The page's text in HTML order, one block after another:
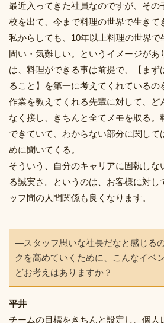
最近入ってきた社員なのですが、その
校を出て、今まで料理の世界で生きて
私からしても、10年以上料理の世界
固い・気難しい。というイメージがあ
は、料理ができる事は前提で、【まず
ること】を第一に考えてくれているの
作業を教えてくれる先輩に対して、ど
なく接し、きちんと全てメモを取る。
できていて、わからない部分に関して
めに聞いてくる。
そういう、自分のキャリアに固執しな
る誠実さ。というのは、お客様に対し
ッフ間の人間関係も良くなります。
―スタッフ思いな社長だなと感じる
クを高めていくために、こんなイベ
どお考えはありますか？
平井
チームの目標をきちんと設定し、個人